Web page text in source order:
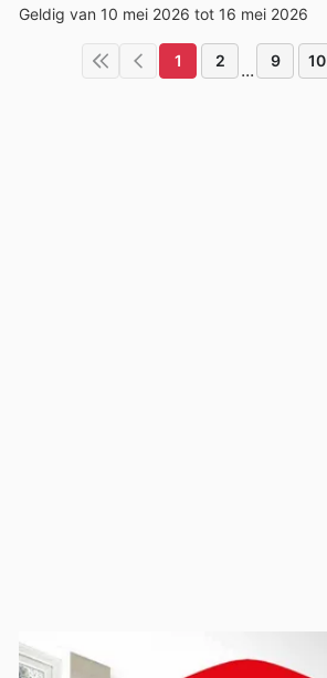
Geldig van 10 mei 2026 tot 16 mei 2026
1 2 ... 9 10